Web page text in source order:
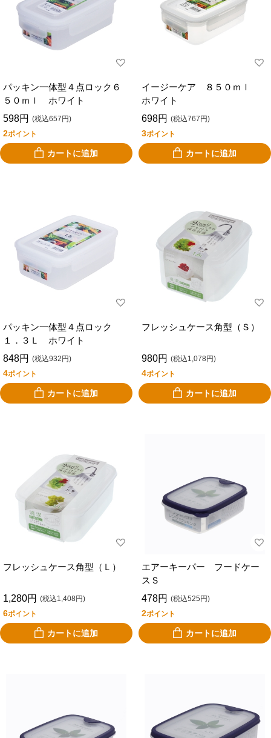
パッキン一体型４点ロック６
５０ｍｌ ホワイト
598円 (税込657円)
2ポイント
カートに追加
イージーケア ８５０ｍｌ
ホワイト
698円 (税込767円)
3ポイント
カートに追加
パッキン一体型４点ロック
１．３Ｌ ホワイト
848円 (税込932円)
4ポイント
カートに追加
フレッシュケース角型（Ｓ）
980円 (税込1,078円)
4ポイント
カートに追加
フレッシュケース角型（Ｌ）
1,280円 (税込1,408円)
6ポイント
カートに追加
エアーキーパー フードケー
スＳ
478円 (税込525円)
2ポイント
カートに追加